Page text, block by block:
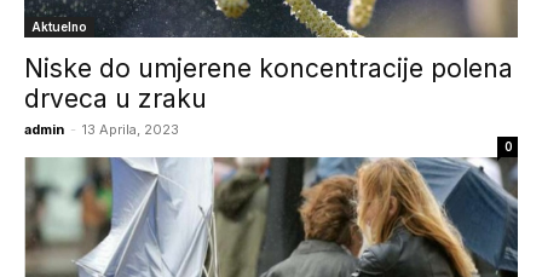
Aktuelno
Niske do umjerene koncentracije polena
drveca u zraku
admin - 13 Aprila, 2023
0